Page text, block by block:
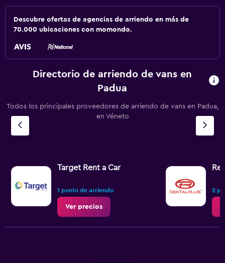
Descubre ofertas de agencias de arriendo en más de
70.000 ubicaciones con momondo.
Directorio de arriendo de vans en
Padua
Todos los principales proveedores de arriendo de vans en Padua,
en Véneto
Target Rent a Car
1 punto de arriendo
Ver precios
2